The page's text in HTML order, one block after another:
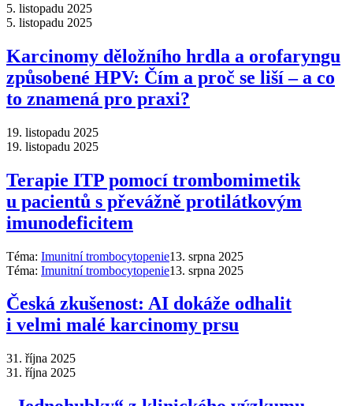
5. listopadu 2025
5. listopadu 2025
Karcinomy děložního hrdla a orofaryngu
způsobené HPV: Čím a proč se liší –⁠ a co
to znamená pro praxi?
19. listopadu 2025
19. listopadu 2025
Terapie ITP pomocí trombomimetik
u pacientů s převážně protilátkovým
imunodeficitem
Téma: Imunitní trombocytopenie13. srpna 2025
Téma: Imunitní trombocytopenie13. srpna 2025
Česká zkušenost: AI dokáže odhalit
i velmi malé karcinomy prsu
31. října 2025
31. října 2025